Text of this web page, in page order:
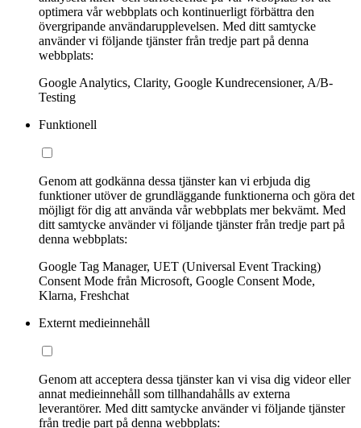
optimera vår webbplats och kontinuerligt förbättra den
övergripande användarupplevelsen. Med ditt samtycke
använder vi följande tjänster från tredje part på denna
webbplats:
Google Analytics, Clarity, Google Kundrecensioner, A/B-
Testing
Funktionell
Genom att godkänna dessa tjänster kan vi erbjuda dig
funktioner utöver de grundläggande funktionerna och göra det
möjligt för dig att använda vår webbplats mer bekvämt. Med
ditt samtycke använder vi följande tjänster från tredje part på
denna webbplats:
Google Tag Manager, UET (Universal Event Tracking)
Consent Mode från Microsoft, Google Consent Mode,
Klarna, Freshchat
Externt medieinnehåll
Genom att acceptera dessa tjänster kan vi visa dig videor eller
annat medieinnehåll som tillhandahålls av externa
leverantörer. Med ditt samtycke använder vi följande tjänster
från tredje part på denna webbplats: